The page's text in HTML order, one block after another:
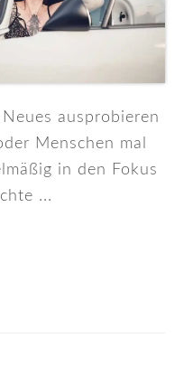
ausprobieren
Menschen mal
in den Fokus
...